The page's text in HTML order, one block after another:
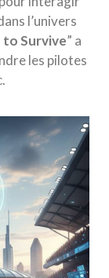
l’univers
to Survive” a
les pilotes